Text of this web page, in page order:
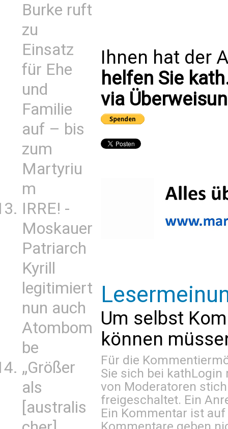
Burke ruft
zu
Einsatz
für Ehe
und
Familie
auf – bis
zum
Martyriu
m
IRRE! -
Moskauer
Patriarch
Kyrill
legitimiert
nun auch
Atombom
be
„Größer
als
[australis
Ihnen hat der
helfen Sie
via
Um selbst
können
Für die
Sie sich bei kathLogin
von Moderatoren
freigeschaltet. Ein
Ein Kommentar ist